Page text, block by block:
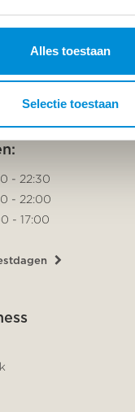
Alles toestaan
Selectie toestaan
- 22:30
- 22:00
- 17:00